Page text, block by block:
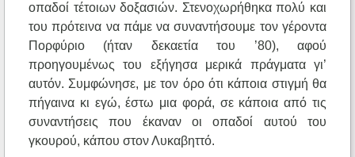
οπαδοί τέτοιων δοξασιών. Στενοχωρήθηκα πολύ και
του πρότεινα να πάμε να συναντήσουμε τον γέροντα
Πορφύριο (ήταν δεκαετία του ’80), αφού
προηγουμένως του εξήγησα μερικά πράγματα γι’
αυτόν. Συμφώνησε, με τον όρο ότι κάποια στιγμή θα
πήγαινα κι εγώ, έστω μια φορά, σε κάποια από τις
συναντήσεις που έκαναν οι οπαδοί αυτού του
γκουρού, κάπου στον Λυκαβηττό.